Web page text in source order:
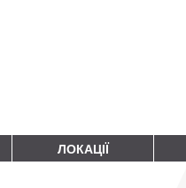
ЛОКАЦІЇ